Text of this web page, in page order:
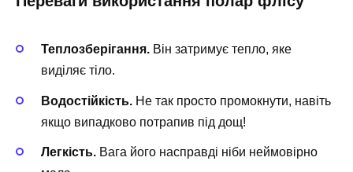
Теплозберігання. Він затримує тепло, яке
виділяє тіло.
Водостійкість. Не так просто промокнути, навіть
якщо випадково потрапив під дощ!
Легкість. Вага його насправді ніби неймовірно